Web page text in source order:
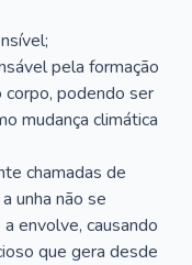
pela formação
podendo ser
mudança climática
chamadas de
unha não se
envolve, causando
que gera desde